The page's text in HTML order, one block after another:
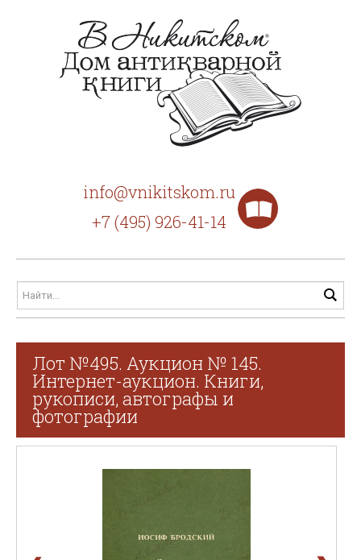
info@vnikitskom.ru
+7 (495) 926-41-14
Лот №495. Аукцион № 145.
Интернет-аукцион. Книги,
рукописи, автографы и
фотографии